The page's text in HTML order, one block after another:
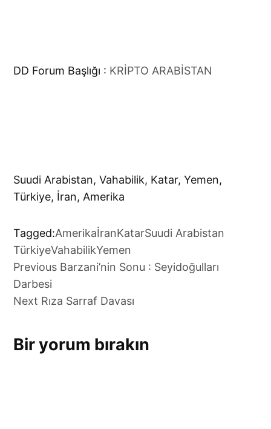
DD Forum Başlığı : KRİPTO ARABİSTAN
Suudi Arabistan, Vahabilik, Katar, Yemen,
Türkiye, İran, Amerika
Tagged:AmerikaİranKatarSuudi Arabistan
TürkiyeVahabilikYemen
Yazı
gezinmesi
Previous Barzani’nin Sonu : Seyidoğulları
Darbesi
Next Rıza Sarraf Davası
Bir yorum bırakın